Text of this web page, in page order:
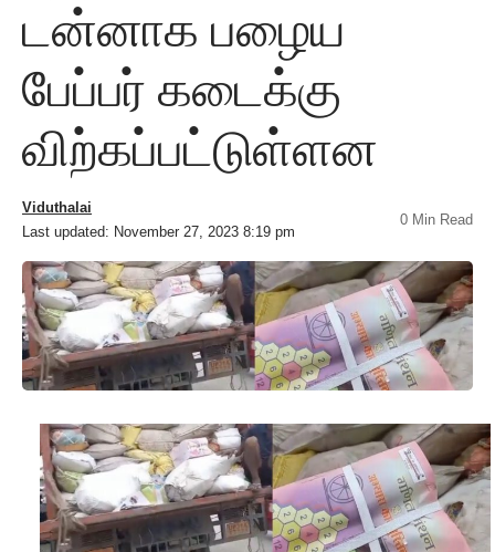
டன்னாக பழைய
பேப்பர் கடைக்கு
விற்கப்பட்டுள்ளன
Last updated: November 27, 2023 8:19 pm
Viduthalai
0 Min Read